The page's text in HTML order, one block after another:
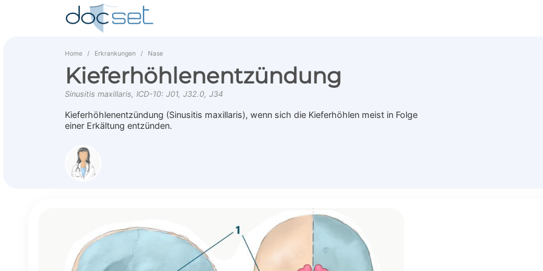
Home Erkrankungen Nase
Kieferhöhlenentzündung
Sinusitis maxillaris, ICD-10: J01, J32.0, J34
Kieferhöhlenentzündung (Sinusitis maxillaris), wenn sich die Kieferhöhlen meist in Folge
einer Erkältung entzünden.